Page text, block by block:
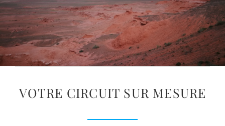
VOTRE CIRCUIT SUR MESURE